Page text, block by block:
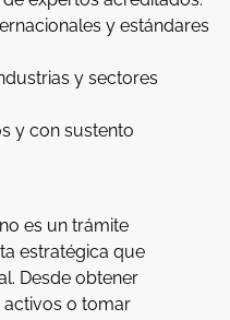
y estándares
y sectores
y con sustento
no es un trámite
estratégica que
Desde obtener
activos o tomar